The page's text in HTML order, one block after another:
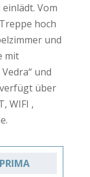
Vom
hoch
und
mit
und
über
WIFI ,